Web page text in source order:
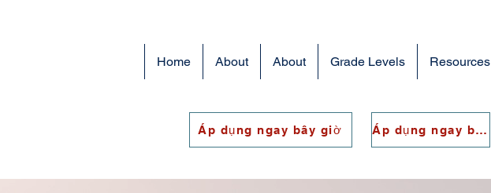
Home About About Grade Levels Resources
Áp dụng ngay bây giờ Áp dụng ngay bây giờ